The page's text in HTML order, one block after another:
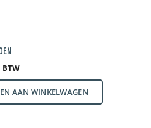
AAN WINKELWAGEN